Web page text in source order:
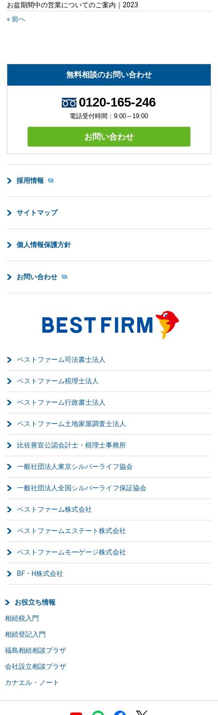
お盆期間中の営業についてのご案内｜2023
« 前へ
無料相談のお問い合わせ
0120-165-246
電話受付時間：9:00～19:00
お問い合わせ
採用情報
サイトマップ
個人情報保護方針
お問い合わせ
ベストファーム司法書士法人
ベストファーム税理士法人
ベストファーム行政書士法人
ベストファーム土地家屋調査士法人
比佐善宣公認会計士・税理士事務所
一般社団法人東京シルバーライフ協会
一般社団法人全国シルバーライフ保証協会
ベストファーム株式会社
ベストファームエステート株式会社
ベストファームモーゲージ株式会社
BF・H株式会社
お役立ち情報
相続税入門
相続登記入門
福島相続相談プラザ
会社設立相談プラザ
カナエル・ノート